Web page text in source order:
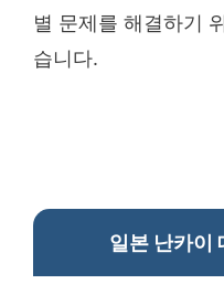
별 문제를 해결하기
습니다.
일본 난카이